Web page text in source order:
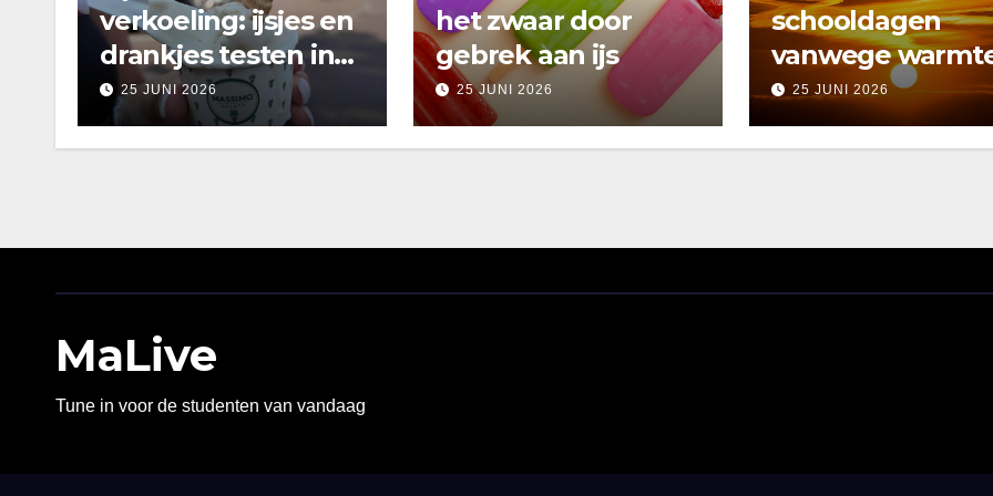
verkoeling: ijsjes en
drankjes testen in
Amsterdam
25 JUNI 2026
het zwaar door
gebrek aan ijs
25 JUNI 2026
schooldagen
vanwege
25 JUNI 2026
MaLive
Tune in voor de studenten van vandaag